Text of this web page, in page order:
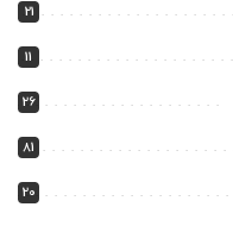
21
11
26
81
20